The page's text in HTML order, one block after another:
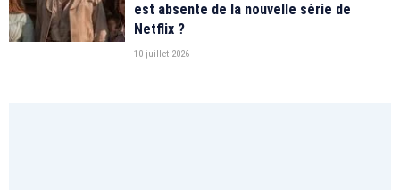
est absente de la nouvelle série de
Netflix ?
10 juillet 2026